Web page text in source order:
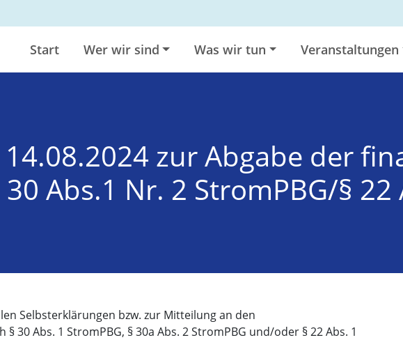
Start Wer wir sind Was wir tun Veranstaltungen
zur Abgabe der
Abs.1 Nr. 2 StromPBG/§ 22
Selbsterklärungen bzw. zur Mitteilung an den
Abs. 1 StromPBG, § 30a Abs. 2 StromPBG und/oder § 22 Abs. 1